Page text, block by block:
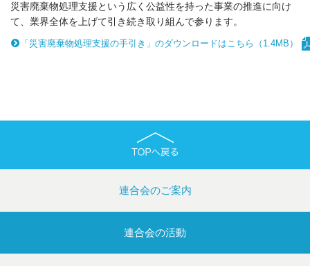
災害廃棄物処理支援という広く公益性を持った事業の推進に向け
て、業界全体を上げて引き続き取り組んで参ります。
「災害廃棄物処理支援の手引き」のダウンロードはこちら（1.4MB）
連合会のご案内
連合会の活動